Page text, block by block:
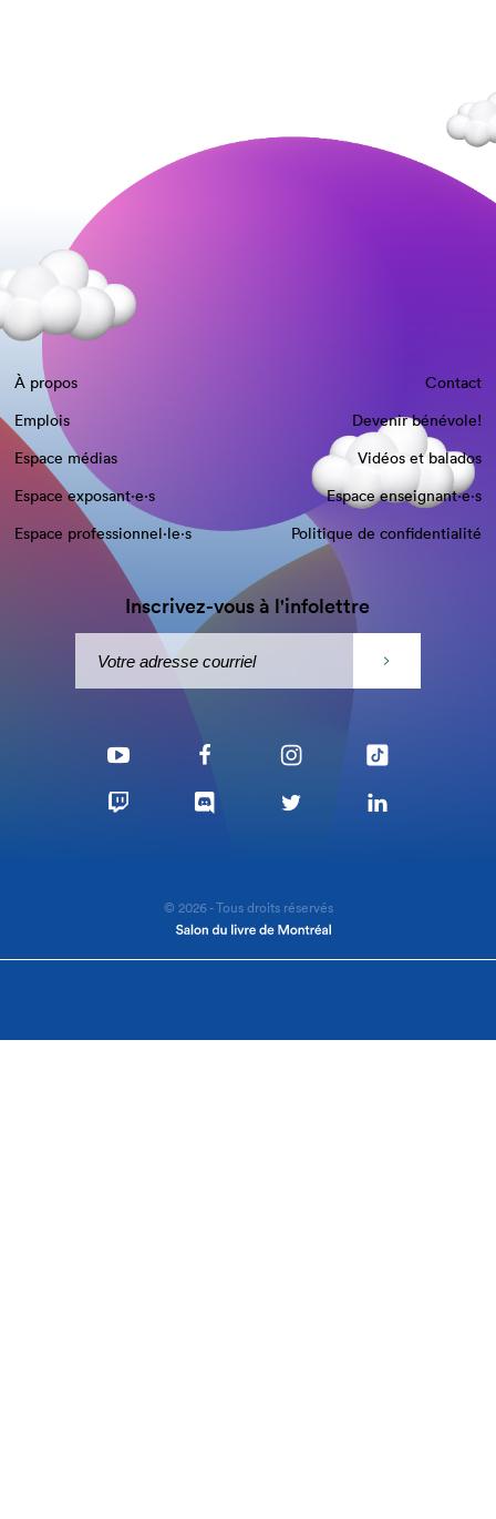
À propos
Contact
Emplois
Devenir bénévole!
Espace médias
Vidéos et balados
Espace exposant·e⋅s
Espace enseignant·e⋅s
Espace professionnel·le⋅s
Politique de confidentialité
Inscrivez-vous à l'infolettre
© 2026 - Tous droits réservés